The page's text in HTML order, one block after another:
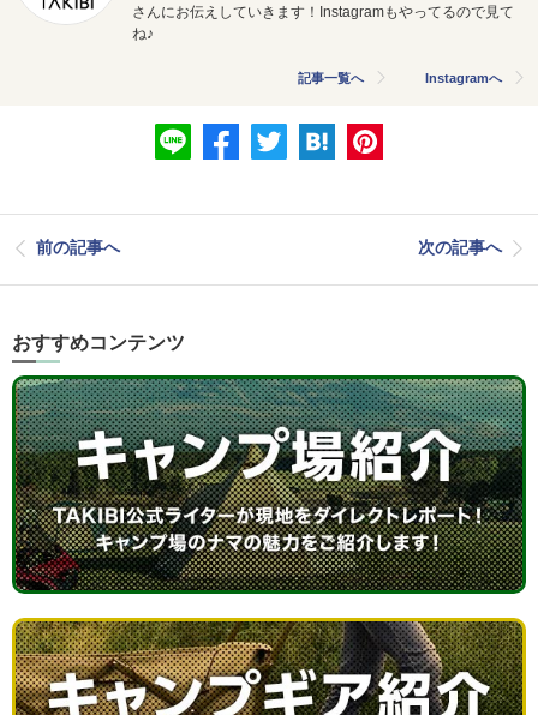
さんにお伝えしていきます！Instagramもやってるので見て
ね♪
記事一覧へ Instagramへ
前の記事へ 次の記事へ
おすすめコンテンツ